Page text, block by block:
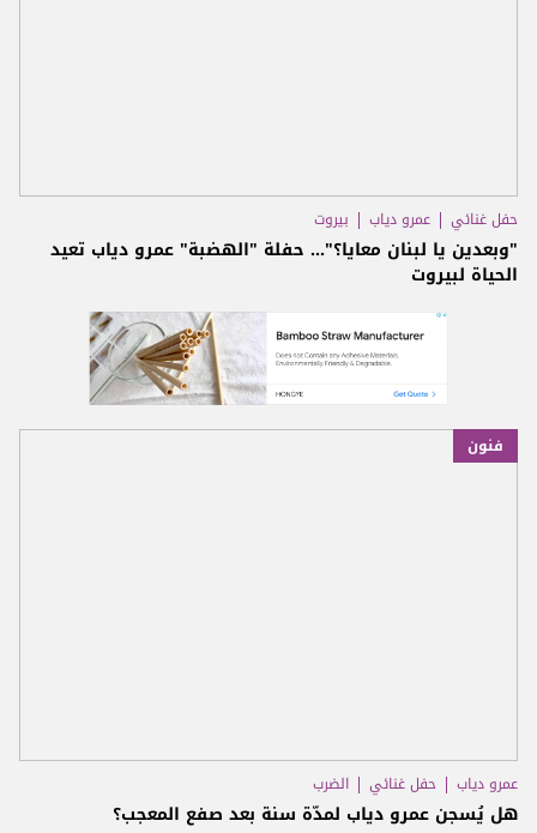
حفل غنائي عمرو دياب بيروت
"وبعدين يا لبنان معايا؟"... حفلة "الهضبة" عمرو دياب تعيد
الحياة لبيروت
فنون
عمرو دياب حفل غنائي الضرب
هل يُسجن عمرو دياب لمدّة سنة بعد صفع المعجب؟